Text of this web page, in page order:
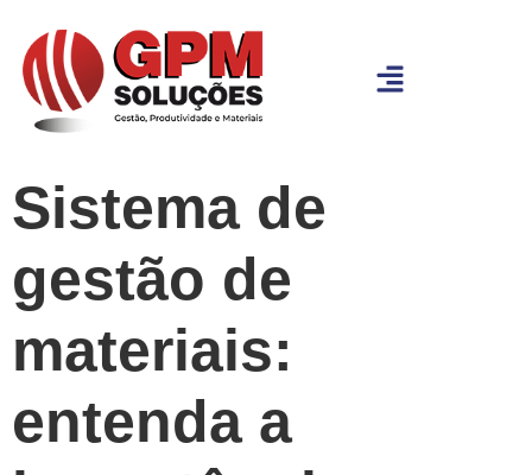
Sistema de
gestão de
materiais:
entenda a